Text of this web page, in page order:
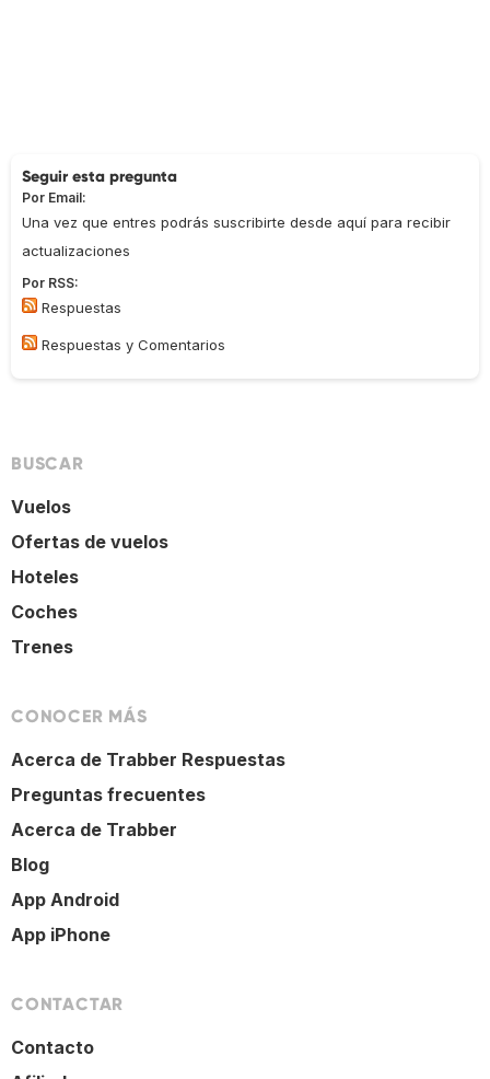
Seguir esta pregunta
Por Email:
Una vez que entres podrás suscribirte desde aquí para recibir
actualizaciones
Por RSS:
Respuestas
Respuestas y Comentarios
BUSCAR
Vuelos
Ofertas de vuelos
Hoteles
Coches
Trenes
CONOCER MÁS
Acerca de Trabber Respuestas
Preguntas frecuentes
Acerca de Trabber
Blog
App Android
App iPhone
CONTACTAR
Contacto